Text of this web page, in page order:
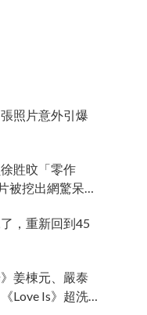
照片意外引爆
貹旼「零作
被挖出網驚呆：
，重新回到45
姜棟元、嚴泰
Love Is》超洗